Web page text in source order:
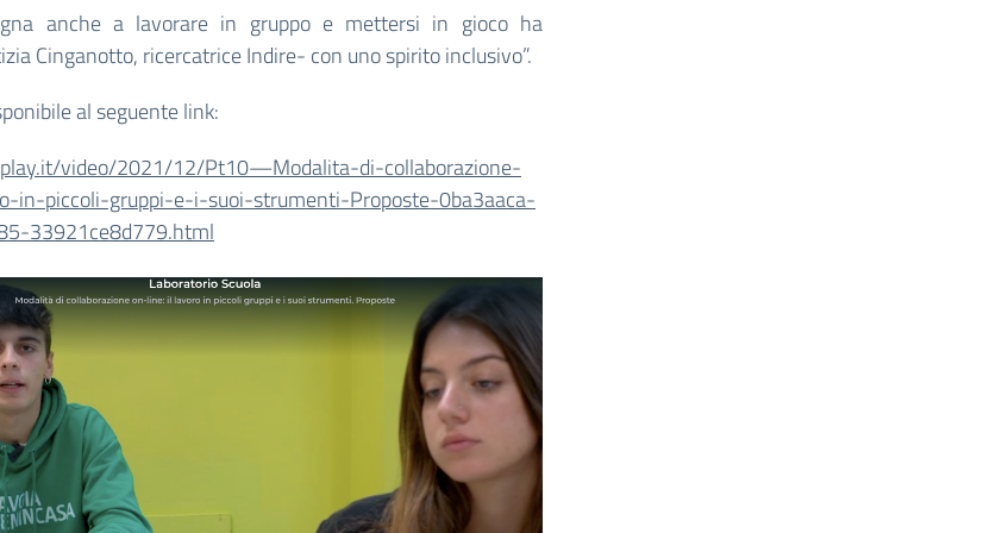
anche a lavorare in gruppo e mettersi in gioco ha
Cinganotto, ricercatrice Indire- con uno spirito inclusivo”.
al seguente link:
video/2021/12/Pt10—Modalita-di-collaborazione-
in-piccoli-gruppi-e-i-suoi-strumenti-Proposte-0ba3aaca-
33921ce8d779.html